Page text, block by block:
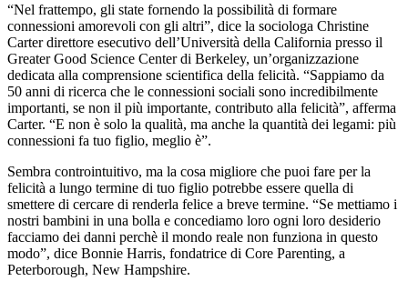
“Nel frattempo, gli state fornendo la possibilità di formare
connessioni amorevoli con gli altri”, dice la sociologa Christine
Carter direttore esecutivo dell’Università della California presso il
Greater Good Science Center di Berkeley, un’organizzazione
dedicata alla comprensione scientifica della felicità. “Sappiamo da
50 anni di ricerca che le connessioni sociali sono incredibilmente
importanti, se non il più importante, contributo alla felicità”, afferma
Carter. “E non è solo la qualità, ma anche la quantità dei legami: più
connessioni fa tuo figlio, meglio è”.
Sembra controintuitivo, ma la cosa migliore che puoi fare per la
felicità a lungo termine di tuo figlio potrebbe essere quella di
smettere di cercare di renderla felice a breve termine. “Se mettiamo i
nostri bambini in una bolla e concediamo loro ogni loro desiderio
facciamo dei danni perchè il mondo reale non funziona in questo
modo”, dice Bonnie Harris, fondatrice di Core Parenting, a
Peterborough, New Hampshire.